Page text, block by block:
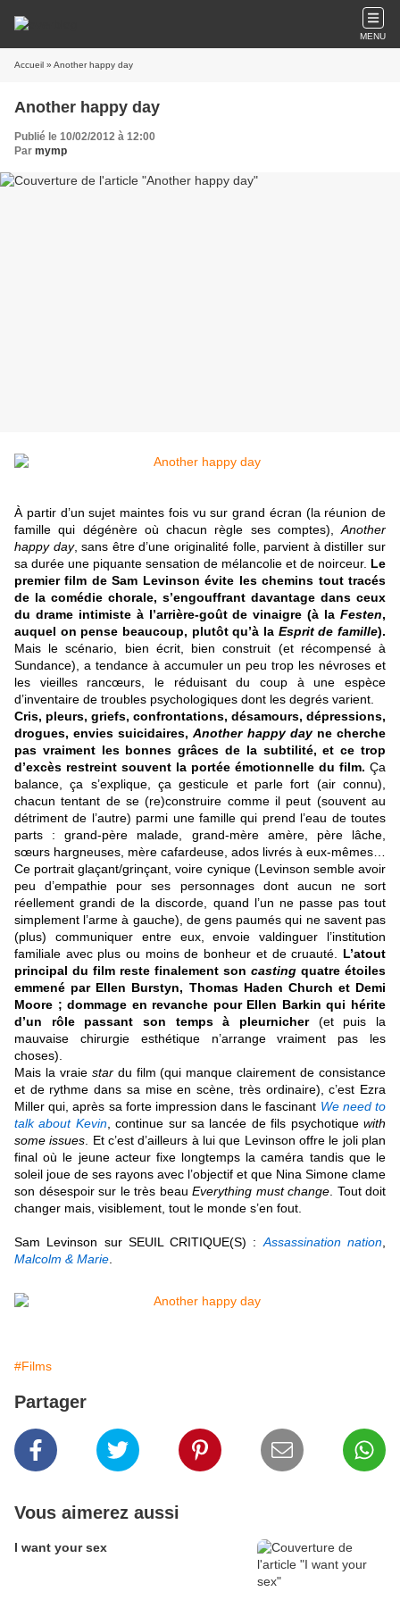
MENU
Accueil » Another happy day
Another happy day
Publié le 10/02/2012 à 12:00
Par mymp
À partir d’un sujet maintes fois vu sur grand écran (la réunion de
famille qui dégénère où chacun règle ses comptes), Another
happy day, sans être d’une originalité folle, parvient à distiller sur
sa durée une piquante sensation de mélancolie et de noirceur. Le
premier film de Sam Levinson évite les chemins tout tracés
de la comédie chorale, s’engouffrant davantage dans ceux
du drame intimiste à l’arrière-goût de vinaigre (à la Festen,
auquel on pense beaucoup, plutôt qu’à la Esprit de famille).
Mais le scénario, bien écrit, bien construit (et récompensé à
Sundance), a tendance à accumuler un peu trop les névroses et
les vieilles rancœurs, le réduisant du coup à une espèce
d’inventaire de troubles psychologiques dont les degrés varient.
Cris, pleurs, griefs, confrontations, désamours, dépressions,
drogues, envies suicidaires,Another happy dayne cherche
pas vraiment les bonnes grâces de la subtilité, et ce trop
d’excès restreint souvent la portée émotionnelle du film. Ça
balance, ça s’explique, ça gesticule et parle fort (air connu),
chacun tentant de se (re)construire comme il peut (souvent au
détriment de l’autre) parmi une famille qui prend l’eau de toutes
parts : grand-père malade, grand-mère amère, père lâche,
sœurs hargneuses, mère cafardeuse, ados livrés à eux-mêmes…
Ce portrait glaçant/grinçant, voire cynique (Levinson semble avoir
peu d’empathie pour ses personnages dont aucun ne sort
réellement grandi de la discorde, quand l’un ne passe pas tout
simplement l’arme à gauche), de gens paumés qui ne savent pas
(plus) communiquer entre eux, envoie valdinguer l’institution
familiale avec plus ou moins de bonheur et de cruauté. L’atout
principal du film reste finalement son casting quatre étoiles
emmené par Ellen Burstyn, Thomas Haden Church et Demi
Moore ; dommage en revanche pour Ellen Barkin qui hérite
d’un rôle passant son temps à pleurnicher(et puis la
mauvaise chirurgie esthétique n’arrange vraiment pas les
choses).
Mais la vraie stardu film (qui manque clairement de consistance
et de rythme dans sa mise en scène, très ordinaire), c’est Ezra
Miller qui, après sa forte impression dans le fascinant We need to
talk about Kevin, continue sur sa lancée de fils psychotiquewith
some issues . Et c’est d’ailleurs à lui que Levinson offre le joli plan
final où le jeune acteur fixe longtemps la caméra tandis que le
soleil joue de ses rayons avec l’objectif et que Nina Simone clame
son désespoir sur le très beau Everything must change . Tout doit
changer mais, visiblement, tout le monde s’en fout.
Sam Levinson sur SEUIL CRITIQUE(S) : Assassination nation
Malcolm & Marie
#Films
Partager
Vous aimerez aussi
I want your sex